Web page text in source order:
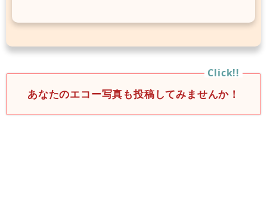
あなたのエコー写真も投稿してみませんか！